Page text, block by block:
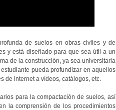
de suelos en obras civiles y de
y está diseñado para que sea útil a un
de la construcción, ya sea universitaria
pueda profundizar en aquellos
de internet a vídeos, catálogos, etc.
para la compactación de suelos, así
la comprensión de los procedimientos